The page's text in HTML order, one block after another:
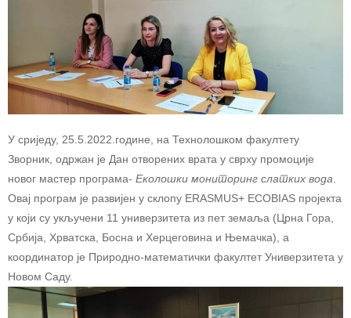
У сриједу, 25.5.2022.године, на Технолошком факултету
Зворник, одржан је Дан отворених врата у сврху промоције
новог мастер програма- Еколошки мониторинг слатких вода
Овај програм је развијен у склопу ERASMUS+ ECOBIAS пројекта
у који су укључени 11 универзитета из пет земаља (Црна Гора,
Србија, Хрватска, Босна и Херцеговина и Њемачка), а
координатор је Природно-математички факултет Универзитета у
Новом Саду.